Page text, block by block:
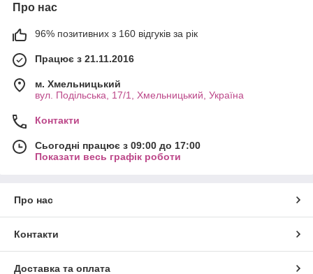
Про нас
96% позитивних з 160 відгуків за рік
Працює з 21.11.2016
м. Хмельницький
вул. Подільська, 17/1, Хмельницький, Україна
Контакти
Сьогодні працює з 09:00 до 17:00
Показати весь графік роботи
Про нас
Контакти
Доставка та оплата